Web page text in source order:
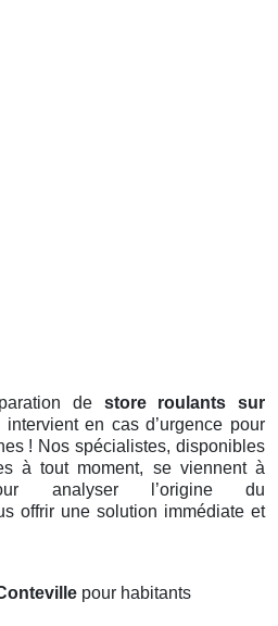
de store roulants sur
en cas d’urgence pour
! Nos spécialistes, disponibles
à tout moment, se viennent à
analyser l’origine du
offrir une solution immédiate et
pour habitants